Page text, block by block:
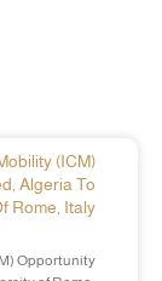
(ICM)
Algeria To
Rome, Italy
Opportunity